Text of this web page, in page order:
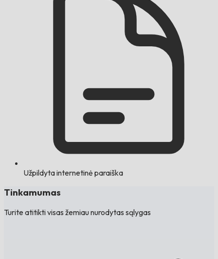
Užpildyta internetinė paraiška
Tinkamumas
Turite atitikti visas žemiau nurodytas sąlygas